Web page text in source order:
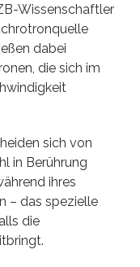
Wissenschaftler
dabei
die sich im
sich von
in Berührung
ihres
– das spezielle
die